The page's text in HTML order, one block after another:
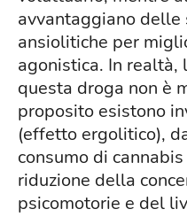
avvantaggiano delle
ansiolitiche per
agonistica. In
questa droga non è
proposito esistono
(effetto ergolitico),
consumo di
riduzione della
psicomotorie e del